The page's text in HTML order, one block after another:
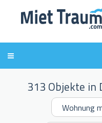
313 Objekte in